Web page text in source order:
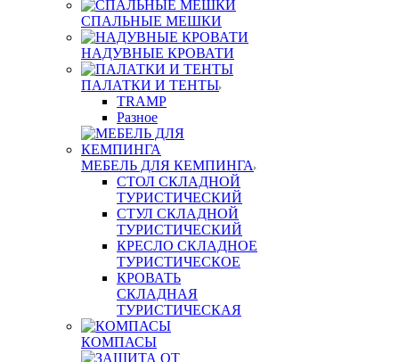
СПАЛЬНЫЕ МЕШКИ
НАДУВНЫЕ КРОВАТИ
ПАЛАТКИ И ТЕНТЫ
TRAMP
Разное
МЕБЕЛЬ ДЛЯ КЕМПИНГА
СТОЛ СКЛАДНОЙ
ТУРИСТИЧЕСКИЙ
СТУЛ СКЛАДНОЙ
ТУРИСТИЧЕСКИЙ
КРЕСЛО СКЛАДНОЕ
ТУРИСТИЧЕСКОЕ
КРОВАТЬ
СКЛАДНАЯ
ТУРИСТИЧЕСКАЯ
КОМПАСЫ